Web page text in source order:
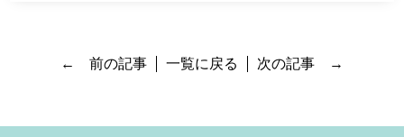
← 前の記事 一覧に戻る 次の記事 →